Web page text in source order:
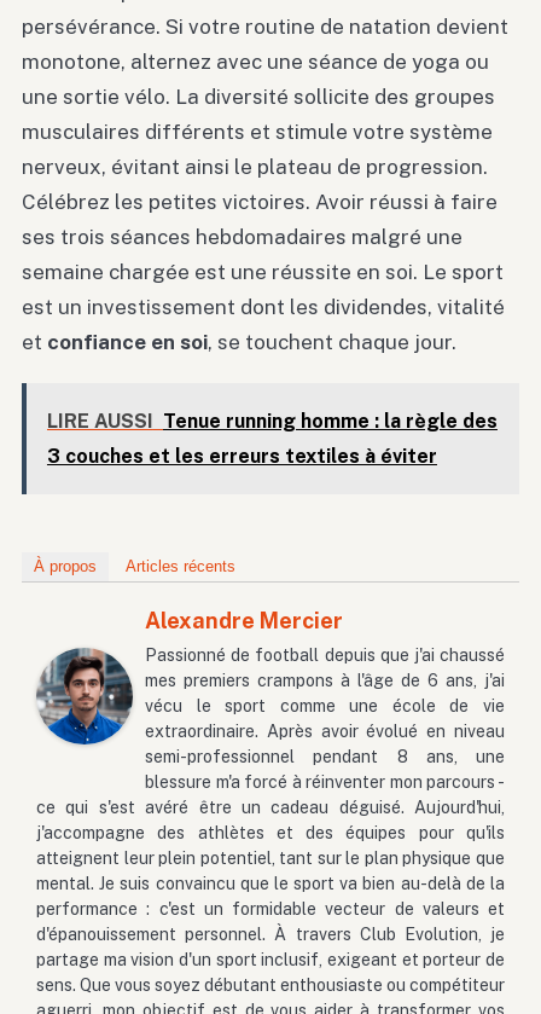
persévérance. Si votre routine de natation devient
monotone, alternez avec une séance de yoga ou
une sortie vélo. La diversité sollicite des groupes
musculaires différents et stimule votre système
nerveux, évitant ainsi le plateau de progression.
Célébrez les petites victoires. Avoir réussi à faire
ses trois séances hebdomadaires malgré une
semaine chargée est une réussite en soi. Le sport
est un investissement dont les dividendes, vitalité
et confiance en soi, se touchent chaque jour.
LIRE AUSSI Tenue running homme : la règle des
3 couches et les erreurs textiles à éviter
À propos Articles récents
Alexandre Mercier
Passionné de football depuis que j'ai chaussé
mes premiers crampons à l'âge de 6 ans, j'ai
vécu le sport comme une école de vie
extraordinaire. Après avoir évolué en niveau
semi-professionnel pendant 8 ans, une
blessure m'a forcé à réinventer mon parcours -
ce qui s'est avéré être un cadeau déguisé. Aujourd'hui,
j'accompagne des athlètes et des équipes pour qu'ils
atteignent leur plein potentiel, tant sur le plan physique que
mental. Je suis convaincu que le sport va bien au-delà de la
performance : c'est un formidable vecteur de valeurs et
d'épanouissement personnel. À travers Club Evolution, je
partage ma vision d'un sport inclusif, exigeant et porteur de
sens. Que vous soyez débutant enthousiaste ou compétiteur